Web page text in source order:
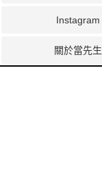
Instagram
關於當先生